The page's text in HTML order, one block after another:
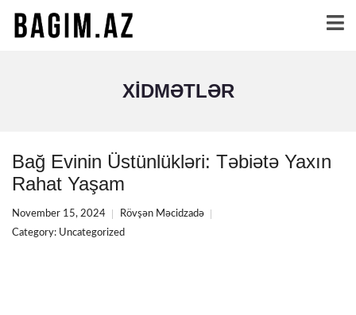
XIDMƏTLƏR
Bağ Evinin Üstünlükləri: Təbiətə Yaxın
Rahat Yaşam
November 15, 2024
Rövşən Məcidzadə
Category: Uncategorized